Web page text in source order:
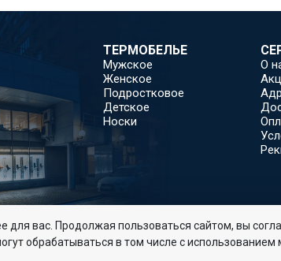
ТЕРМОБЕЛЬЕ
Мужское
Женское
Подростковое
Детское
Носки
О
вас. Продолжая пользоваться сайтом, вы
обрабатываться в том числе с